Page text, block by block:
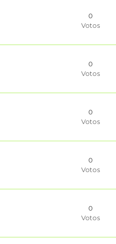
0
Votos
0
Votos
0
Votos
0
Votos
0
Votos